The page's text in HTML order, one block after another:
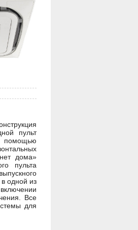
пульт
помощью
дома»
пульта
одной из
Все
для